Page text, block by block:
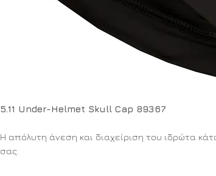
5.11 Under-Helmet Skull Cap 89367
Η απόλυτη άνεση και διαχείριση του ιδρώτα
σας.